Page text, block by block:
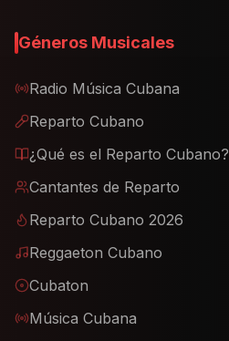
Géneros Musicales
Radio Música Cubana
Reparto Cubano
¿Qué es el Reparto Cubano?
Cantantes de Reparto
Reparto Cubano 2026
Reggaeton Cubano
Cubaton
Música Cubana